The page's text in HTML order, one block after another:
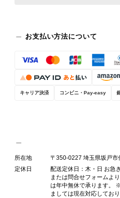
商品で、衛
りお詫び申し
なった際のお
苦しく感じて
につきまして
対応してまい
装と内装をそ
ンクを表示
映しておりま
れた中で、
だきましたこ
今回のご指摘
お支払い方法について
キャリア決済 コンビニ・Pay-easy
所在地
〒350-0227 埼玉県坂戸市
定休日
配送定休日：木・日 お急
または問合せフォームよ
は年中無休で承ります。
ましては現在対応しており